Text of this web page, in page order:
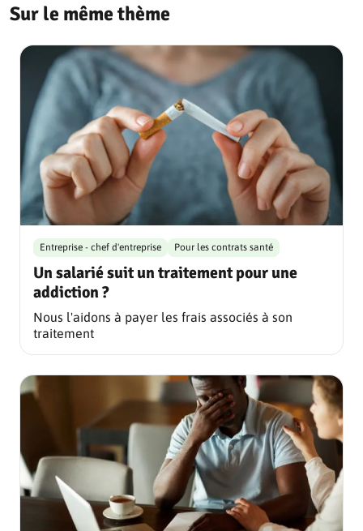
Sur le même thème
Un salarié suit un traitement pour une
addiction ?
Entreprise - chef d'entreprise Pour les contrats santé
Nous l'aidons à payer les frais associés à son
traitement